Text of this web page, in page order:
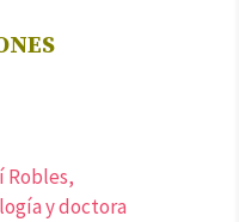
Robles,
y doctora